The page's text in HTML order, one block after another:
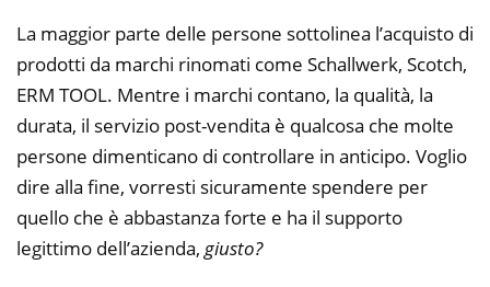
La maggior parte delle persone sottolinea l’acquisto di
prodotti da marchi rinomati come Schallwerk, Scotch,
ERM TOOL. Mentre i marchi contano, la qualità, la
durata, il servizio post-vendita è qualcosa che molte
persone dimenticano di controllare in anticipo. Voglio
dire alla fine, vorresti sicuramente spendere per
quello che è abbastanza forte e ha il supporto
legittimo dell’azienda, giusto?